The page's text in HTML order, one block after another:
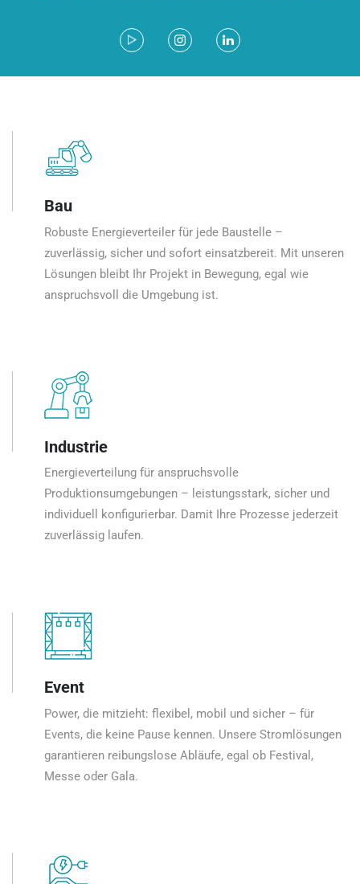
Bau
Robuste Energieverteiler für jede Baustelle –
zuverlässig, sicher und sofort einsatzbereit. Mit unseren
Lösungen bleibt Ihr Projekt in Bewegung, egal wie
anspruchsvoll die Umgebung ist.
Industrie
Energieverteilung für anspruchsvolle
Produktionsumgebungen – leistungsstark, sicher und
individuell konfigurierbar. Damit Ihre Prozesse jederzeit
zuverlässig laufen.
Event
Power, die mitzieht: flexibel, mobil und sicher – für
Events, die keine Pause kennen. Unsere Stromlösungen
garantieren reibungslose Abläufe, egal ob Festival,
Messe oder Gala.